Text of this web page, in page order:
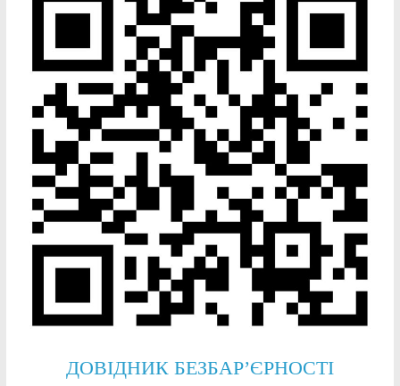
ДОВІДНИК БЕЗБАР’ЄРНОСТІ